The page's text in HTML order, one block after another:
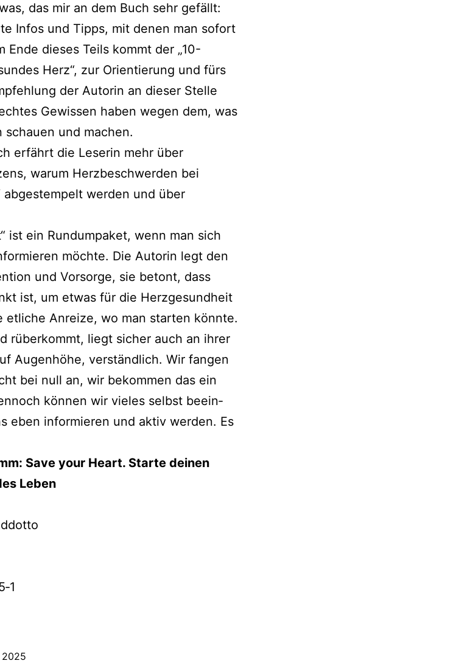
das mir an dem Buch sehr gefällt:
Infos und Tipps, mit denen man sofort
Ende die­ses Teils kommt der „10-
Herz“, zur Orientierung und fürs
der Autorin an die­ser Stelle
Gewissen haben wegen dem, was
und machen.
erfährt die Leserin mehr über
war­um Herzbeschwerden bei
abge­stem­pelt wer­den und über
ist ein Rundumpaket, wenn man sich
möch­te. Die Autorin legt den
und Vorsorge, sie betont, dass
ist, um etwas für die Herzgesundheit
etli­che Anreize, wo man star­ten könn­te.
rüber­kommt, liegt sicher auch an ihrer
Augenhöhe, ver­ständ­lich. Wir fan­gen
bei null an, wir bekom­men das ein
kön­nen wir vie­les selbst beein­
eben infor­mie­ren und aktiv wer­den. Es
Save your Heart. Starte dei­nen
Leben
2025